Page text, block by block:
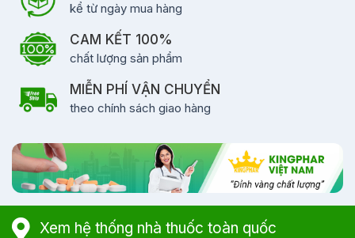
kể từ ngày mua hàng
CAM KẾT 100%
chất lượng sản phẩm
MIỄN PHÍ VẬN CHUYỂN
theo chính sách giao hàng
Xem hệ thống nhà thuốc toàn quốc